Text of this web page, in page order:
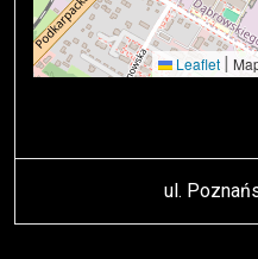
Leaflet |
ul.